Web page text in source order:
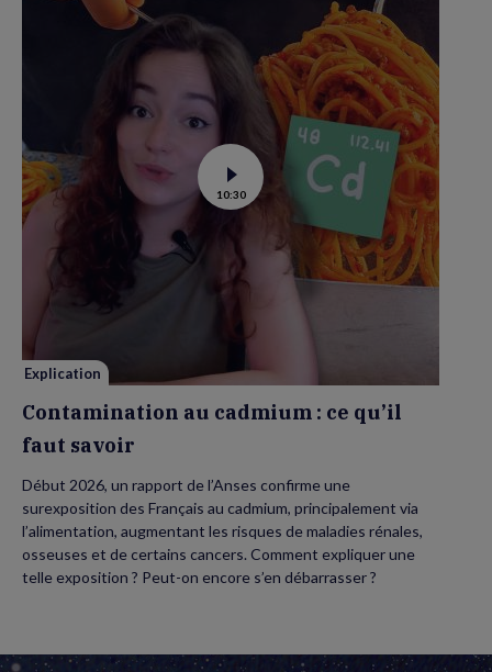
Voir
la
vidéo
Contamination
au
cadmium :
ce
savoir
10:30
Explication
Contamination au cadmium : ce qu’il
faut savoir
Début 2026, un rapport de l’Anses confirme une
surexposition des Français au cadmium, principalement via
l’alimentation, augmentant les risques de maladies rénales,
osseuses et de certains cancers. Comment expliquer une
telle exposition ? Peut-on encore s’en débarrasser ?